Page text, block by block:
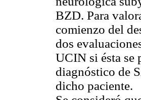
BZD. Para
comienzo del
dos
UCIN si ésta se
diagnóstico de
dicho paciente.